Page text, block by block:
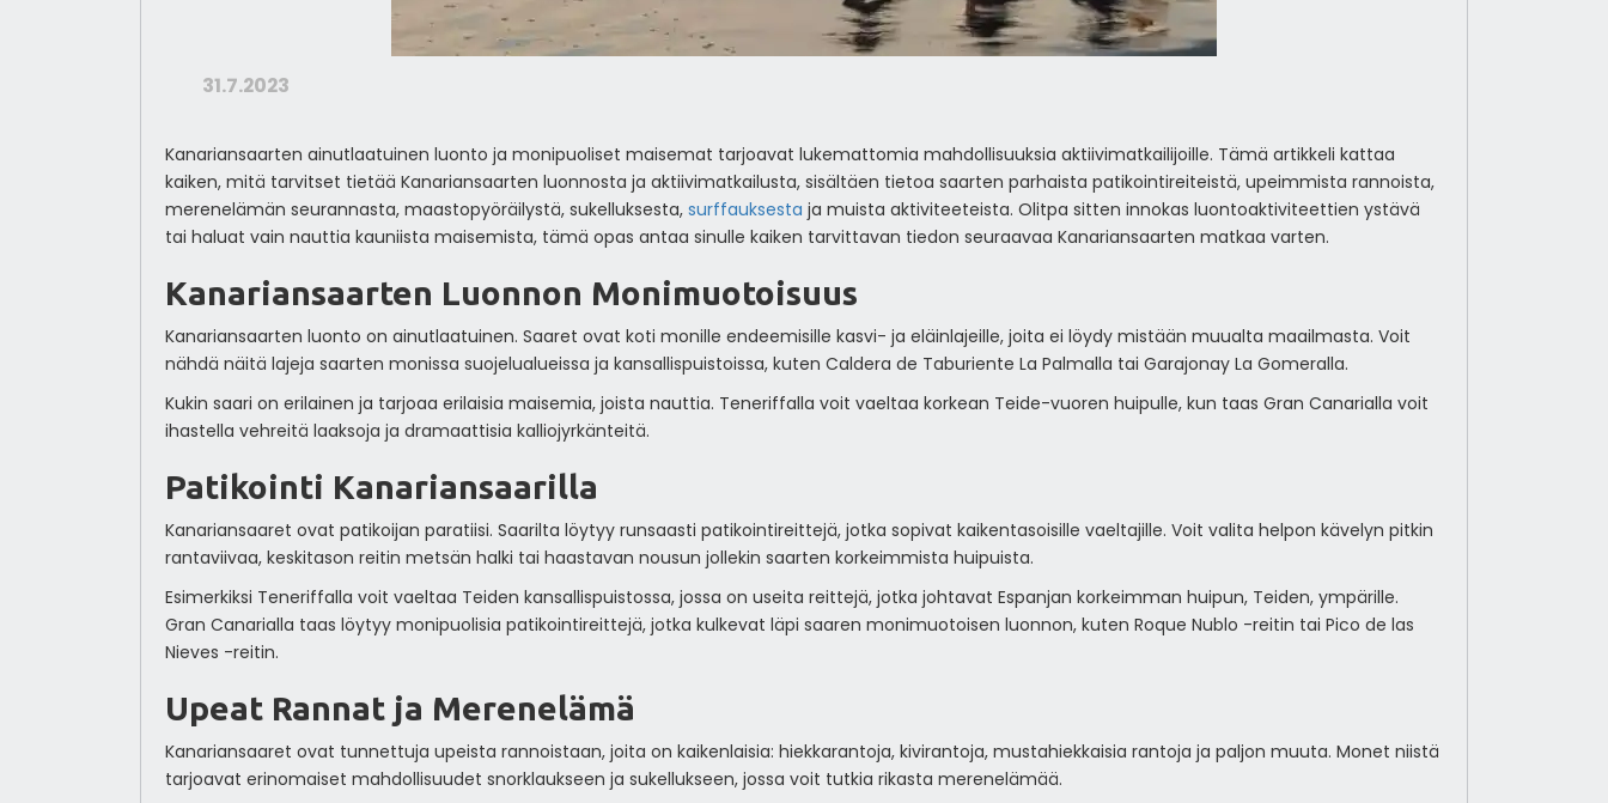
31.7.2023
Kanariansaarten ainutlaatuinen luonto ja monipuoliset maisemat tarjoavat lukemattomia mahdollisuuksia aktiivimatkailijoille. Tämä artikkeli kattaa
kaiken, mitä tarvitset tietää Kanariansaarten luonnosta ja aktiivimatkailusta, sisältäen tietoa saarten parhaista patikointireiteistä, upeimmista rannoista,
merenelämän seurannasta, maastopyöräilystä, sukelluksesta, surffauksesta ja muista aktiviteeteista. Olitpa sitten innokas luontoaktiviteettien ystävä
tai haluat vain nauttia kauniista maisemista, tämä opas antaa sinulle kaiken tarvittavan tiedon seuraavaa Kanariansaarten matkaa varten.
Kanariansaarten Luonnon Monimuotoisuus
Kanariansaarten luonto on ainutlaatuinen. Saaret ovat koti monille endeemisille kasvi- ja eläinlajeille, joita ei löydy mistään muualta maailmasta. Voit
nähdä näitä lajeja saarten monissa suojelualueissa ja kansallispuistoissa, kuten Caldera de Taburiente La Palmalla tai Garajonay La Gomeralla.
Kukin saari on erilainen ja tarjoaa erilaisia maisemia, joista nauttia. Teneriffalla voit vaeltaa korkean Teide-vuoren huipulle, kun taas Gran Canarialla voit
ihastella vehreitä laaksoja ja dramaattisia kalliojyrkänteitä.
Patikointi Kanariansaarilla
Kanariansaaret ovat patikoijan paratiisi. Saarilta löytyy runsaasti patikointireittejä, jotka sopivat kaikentasoisille vaeltajille. Voit valita helpon kävelyn pitkin
rantaviivaa, keskitason reitin metsän halki tai haastavan nousun jollekin saarten korkeimmista huipuista.
Esimerkiksi Teneriffalla voit vaeltaa Teiden kansallispuistossa, jossa on useita reittejä, jotka johtavat Espanjan korkeimman huipun, Teiden, ympärille.
Gran Canarialla taas löytyy monipuolisia patikointireittejä, jotka kulkevat läpi saaren monimuotoisen luonnon, kuten Roque Nublo -reitin tai Pico de las
Nieves -reitin.
Upeat Rannat ja Merenelämä
Kanariansaaret ovat tunnettuja upeista rannoistaan, joita on kaikenlaisia: hiekkarantoja, kivirantoja, mustahiekkaisia rantoja ja paljon muuta. Monet niistä
tarjoavat erinomaiset mahdollisuudet snorklaukseen ja sukellukseen, jossa voit tutkia rikasta merenelämää.